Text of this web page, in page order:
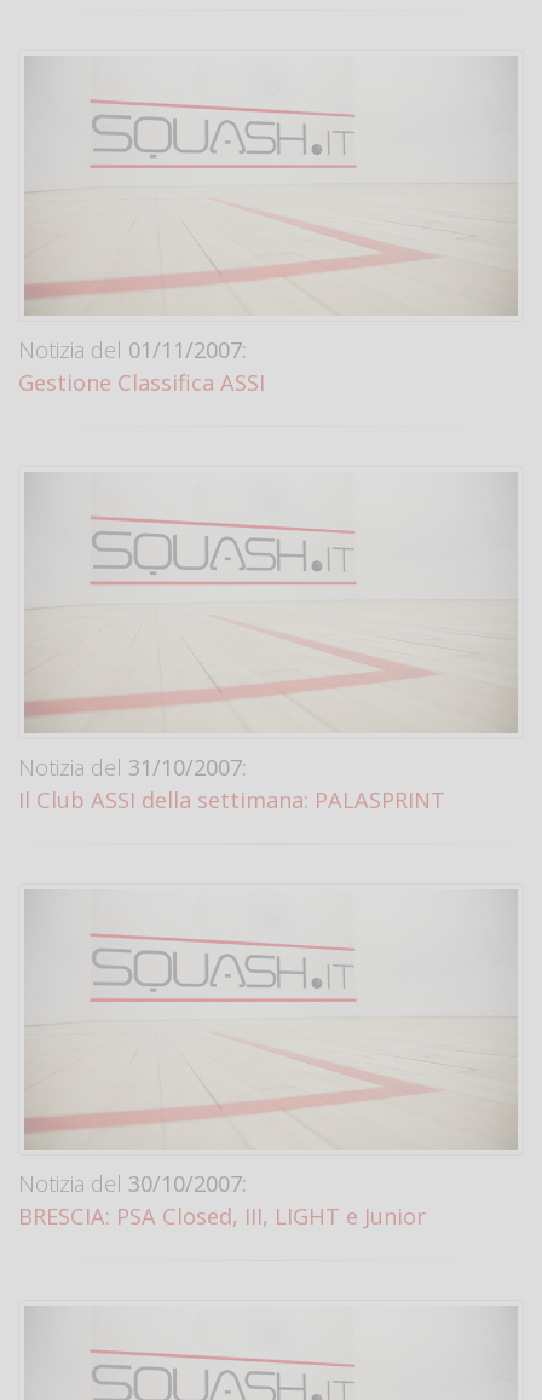
Notizia del 01/11/2007:
Gestione Classifica ASSI
Notizia del 31/10/2007:
Il Club ASSI della settimana: PALASPRINT
Notizia del 30/10/2007:
BRESCIA: PSA Closed, III, LIGHT e Junior